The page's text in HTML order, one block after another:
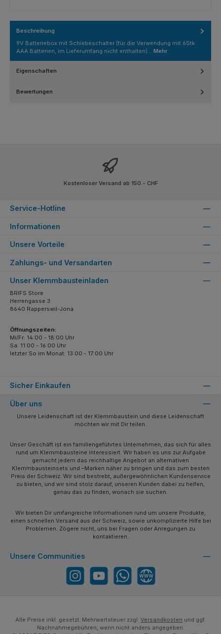
Beschreibung
9V Batteriebox mit Schiebeschalter (für die Verwendung mit 6Stk
AAA Batterien, im Lieferumfang nicht enthalten)… Mehr
Eigenschaften
Bewertungen
Kostenloser Versand ab 150.- CHF
Service-Hotline
Informationen
Unsere Vorteile
Zahlungs- und Versandarten
Sicher Einkaufen
Unser Klemmbausteinladen
BRIFS Store
Herrengasse 3
8640 Rapperswil-Jona
Öffnungszeiten:
Mi/Fr: 14:00 - 18:00 Uhr
Sa: 11:00 - 16:00 Uhr
letzter So im Monat: 13:00 - 17:00 Uhr
Über uns
Unsere Leidenschaft ist der Klemmbaustein und diese Leidenschaft
möchten wir mit Dir teilen.
Unser Geschäft ist ein familiengeführtes Unternehmen, das sich für alles
rund um Klemmbausteine interessiert. Wir haben es uns zur Aufgabe
gemacht jedem das reichhaltige Angebot an alternativen
Klemmbausteinsets und –Marken näher zu bringen und das zum besten
Preis der Schweiz. Wir sind bestrebt, außergewöhnlichen Kundenservice
zu bieten, und wir sind stolz darauf, unseren Kunden dabei zu helfen,
genau das zu finden, wonach sie suchen.
Wir bieten Dir umfangreiche Informationen rund um unsere Produkte,
einen schnellen Versand aus der Schweiz, sowie unkomplizierte Hilfe bei
Problemen. Zögere nicht, uns bei Fragen oder Anregungen zu
kontaktieren.
Unsere Communities
Instagram YouTube WhatsApp Website
Alle Preise inkl. gesetzl. Mehrwertsteuer zzgl. Versandkosten und ggf.
Nachnahmegebühren, wenn nicht anders angegeben.